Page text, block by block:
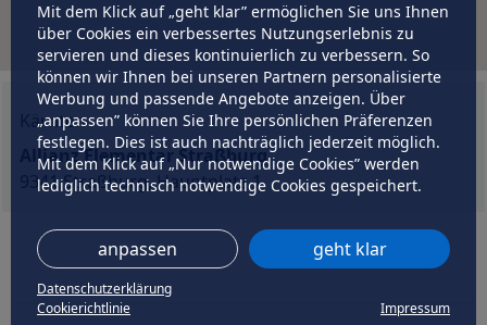
Mit dem Klick auf „geht klar” ermöglichen Sie uns Ihnen
über Cookies ein verbessertes Nutzungserlebnis zu
servieren und dieses kontinuierlich zu verbessern. So
können wir Ihnen bei unseren Partnern personalisierte
Werbung und passende Angebote anzeigen. Über
„anpassen” können Sie Ihre persönlichen Präferenzen
festlegen. Dies ist auch nachträglich jederzeit möglich.
Mit dem Klick auf „Nur notwendige Cookies” werden
lediglich technisch notwendige Cookies gespeichert.
anpassen geht klar
Datenschutzerklärung
Cookierichtlinie
Impressum
Kärnten
Allianz Elementar Straßburg
9341 Straßburg, Hauptplatz 1